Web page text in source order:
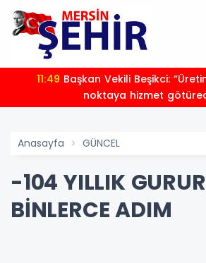
11:49
noktaya hizmet
Anasayfa GÜNCEL
-104 YILLIK
BİNLERCE ADIM